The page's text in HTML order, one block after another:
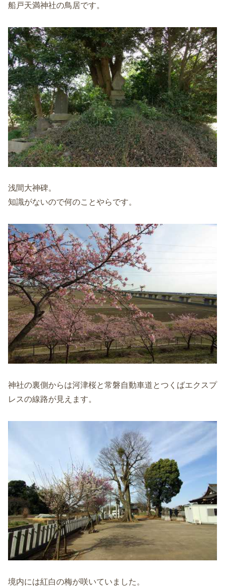
船戸天満神社の鳥居です。
浅間大神碑。
知識がないので何のことやらです。
神社の裏側からは河津桜と常磐自動車道とつくばエクスプ
レスの線路が見えます。
境内には紅白の梅が咲いていました。